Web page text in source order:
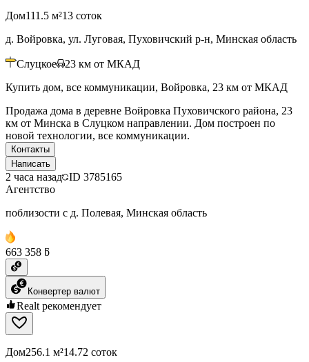
Дом111.5 м²13 соток
д. Войровка, ул. Луговая, Пуховичский р-н, Минская область
Слуцкое 23 км от МКАД
Купить дом, все коммуникации, Войровка, 23 км от МКАД
Продажа дома в деревне Войровка Пуховичского района, 23
км от Минска в Слуцком направлении. Дом построен по
новой технологии, все коммуникации.
Контакты
Написать
2 часа назад ID 3785165
Агентство
поблизости с д. Полевая, Минская область
663 358 ƃ
Конвертер валют
Realt рекомендует
Дом256.1 м²14.72 соток